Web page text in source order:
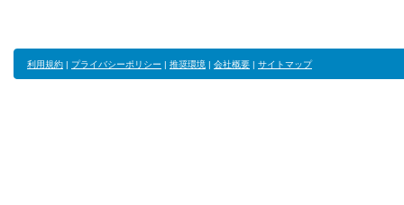
利用規約 | プライバシーポリシー | 推奨環境 | 会社概要 | サイトマップ